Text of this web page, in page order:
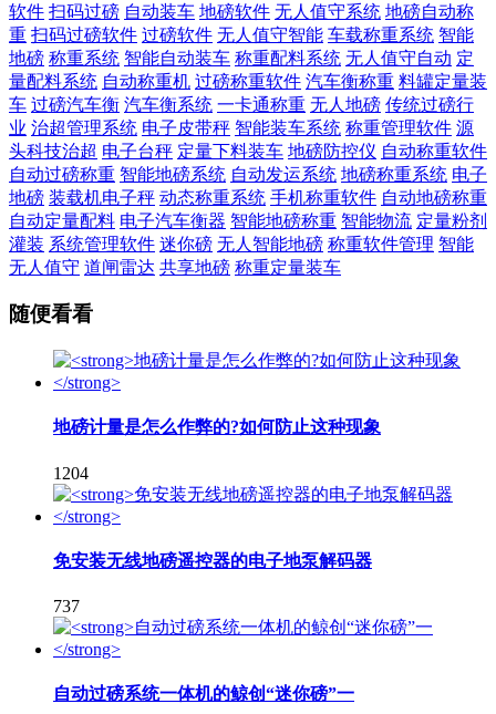
软件 扫码过磅 自动装车 地磅软件 无人值守系统 地磅自动称
重 扫码过磅软件 过磅软件 无人值守智能 车载称重系统 智能
地磅 称重系统 智能自动装车 称重配料系统 无人值守自动 定
量配料系统 自动称重机 过磅称重软件 汽车衡称重 料罐定量装
车 过磅汽车衡 汽车衡系统 一卡通称重 无人地磅 传统过磅行
业 治超管理系统 电子皮带秤 智能装车系统 称重管理软件 源
头科技治超 电子台秤 定量下料装车 地磅防控仪 自动称重软件
自动过磅称重 智能地磅系统 自动发运系统 地磅称重系统 电子
地磅 装载机电子秤 动态称重系统 手机称重软件 自动地磅称重
自动定量配料 电子汽车衡器 智能地磅称重 智能物流 定量粉剂
灌装 系统管理软件 迷你磅 无人智能地磅 称重软件管理 智能
无人值守 道闸雷达 共享地磅 称重定量装车
随便看看
地磅计量是怎么作弊的?如何防止这种现象
1204
免安装无线地磅遥控器的电子地泵解码器
737
自动过磅系统一体机的鲸创“迷你磅”一